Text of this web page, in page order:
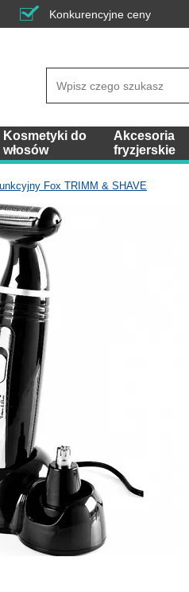
Konkurencyjne ceny
Kosmetyki do
włosów
Akcesoria
fryzjerskie
Fox TRIMM & SHAVE